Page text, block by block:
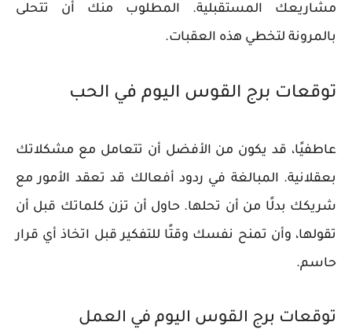
مشاريعك المستقبلية. المطلوب منك أن تتحلى
بالمرونة لتخطي هذه العقبات.
توقعات برج القوس اليوم في الحب
عاطفيًا، قد يكون من الأفضل أن تتعامل مع مشكلاتك
بعقلانية. المبالغة في ردود أفعالك قد تعقد الأمور مع
شريكك بدلًا من أن تحلها. حاول أن تزن كلماتك قبل أن
تقولها، وأن تمنح نفسك وقتًا للتفكير قبل اتخاذ أي قرار
حاسم.
توقعات برج القوس اليوم في العمل